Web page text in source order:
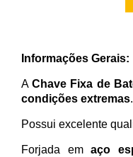
Informações Gerais:
AChave Fixa de
condições extremas.
Possui excelente
Forjada emaço